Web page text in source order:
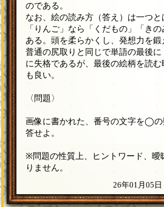
のである。
なお、絵の読み方（答え）は一つと
「りんご」なら「くだもの」「き
ある。頭を柔らかくし、発想力を鍛
普通の尻取りと同じで単語の最後
に失格であるが、最後の絵柄を読
も良い。
〈問題〉
画像に書かれた、番号の文字を◯
答せよ。
※問題の性質上、ヒントワード、曖
りません。
26年01月05日